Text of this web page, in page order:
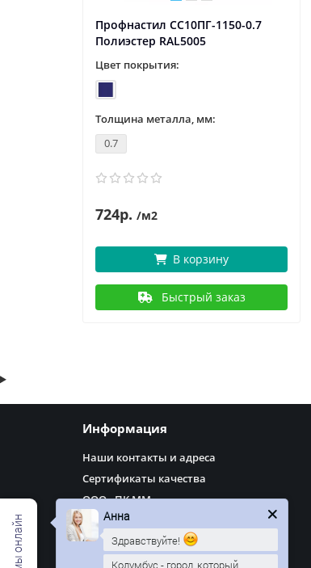
Профнастил СС10ПГ-1150-0.7
Полиэстер RAL5005
Цвет покрытия:
Толщина металла, мм:
0.7
724р. /м2
В корзину
Быстрый заказ
Информация
Наши контакты и адреса
Сертификаты качества
ООО «ПК ММ»
Доставка
Оплата
Политика Безопасности
Анна
Здравствуйте!
Колумбус - город, который